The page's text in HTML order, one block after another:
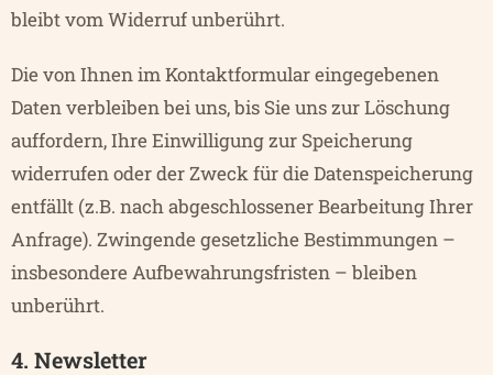
bleibt vom Widerruf unberührt.
Die von Ihnen im Kontaktformular eingegebenen
Daten verbleiben bei uns, bis Sie uns zur Löschung
auffordern, Ihre Einwilligung zur Speicherung
widerrufen oder der Zweck für die Datenspeicherung
entfällt (z.B. nach abgeschlossener Bearbeitung Ihrer
Anfrage). Zwingende gesetzliche Bestimmungen –
insbesondere Aufbewahrungsfristen – bleiben
unberührt.
4. Newsletter